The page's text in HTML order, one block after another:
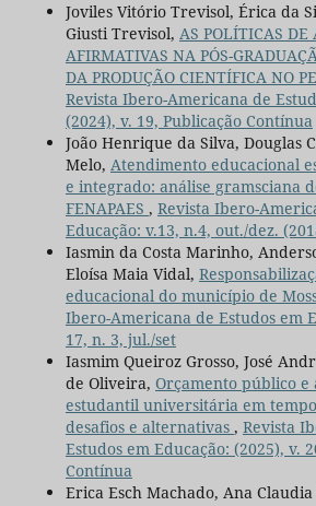
Joviles Vitório Trevisol, Érica da
Giusti Trevisol, AS POLÍTICAS DE
AFIRMATIVAS NA PÓS-
DA PRODUÇÃO CIENTÍFICA NO
Revista Ibero-Americana de
(2024), v. 19, Publicação Contínua
João Henrique da Silva, Douglas
Melo, Atendimento educacional
e integrado: análise gramsciana
FENAPAES , Revista Ibero-
Educação: v.13, n.4, out./dez.
Iasmin da Costa Marinho,
Eloísa Maia Vidal,
educacional do município de
Ibero-Americana de Estudos em
17, n. 3, jul./set
Iasmim Queiroz Grosso, José
de Oliveira, Orçamento público e
estudantil universitária em
desafios e alternativas , Revista
Estudos em Educação: (2025), v.
Contínua
Erica Esch Machado, Ana